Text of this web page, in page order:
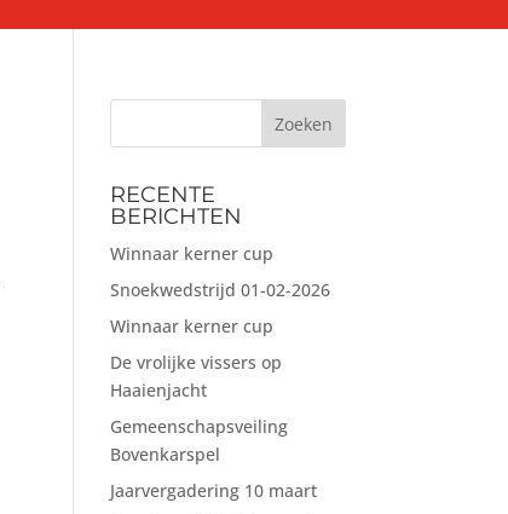
Zoeken
RECENTE
BERICHTEN
Winnaar kerner cup
Snoekwedstrijd 01-02-2026
Winnaar kerner cup
De vrolijke vissers op
Haaienjacht
Gemeenschapsveiling
Bovenkarspel
Jaarvergadering 10 maart